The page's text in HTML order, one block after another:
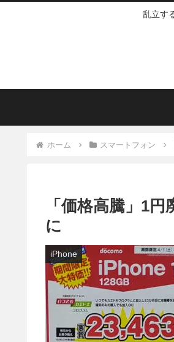
乱立す
ホーム スマートフォン
「価格高騰」1
に
iPhone